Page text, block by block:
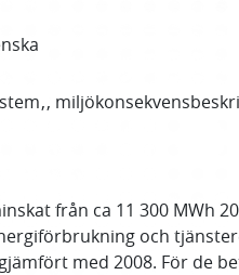
från ca 11 300 MWh
och
med 2008. För de